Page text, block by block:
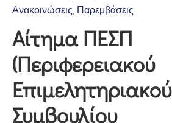
Προγράμματα
Δράσεις
Εκδηλώσεις
Επικοινωνία
Ανακοινώσεις Παρεμβάσεις
Αίτημα ΠΕΣΠ
(Περιφερειακού
Επιμελητηριακού
Συμβουλίου